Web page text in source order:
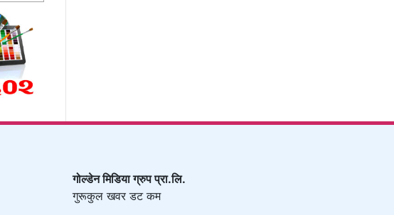
गोल्डेन मिडिया ग्रुप प्रा.लि.
गुरूकुल खवर डट कम